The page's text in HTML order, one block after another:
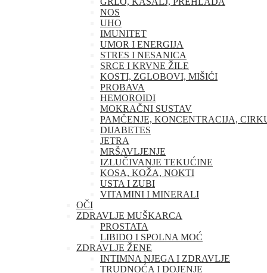
NOS
UHO
IMUNITET
UMOR I ENERGIJA
STRES I NESANICA
SRCE I KRVNE ŽILE
KOSTI, ZGLOBOVI, MIŠIĆI
PROBAVA
HEMOROIDI
MOKRAČNI SUSTAV
PAMČENJE, KONCENTRACIJA,
DIJABETES
JETRA
MRŠAVLJENJE
IZLUČIVANJE TEKUĆINE
KOSA, KOŽA, NOKTI
USTA I ZUBI
VITAMINI I MINERALI
OČI
ZDRAVLJE MUŠKARCA
PROSTATA
LIBIDO I SPOLNA MOĆ
ZDRAVLJE ŽENE
INTIMNA NJEGA I ZDRAVLJE
TRUDNOĆA I DOJENJE